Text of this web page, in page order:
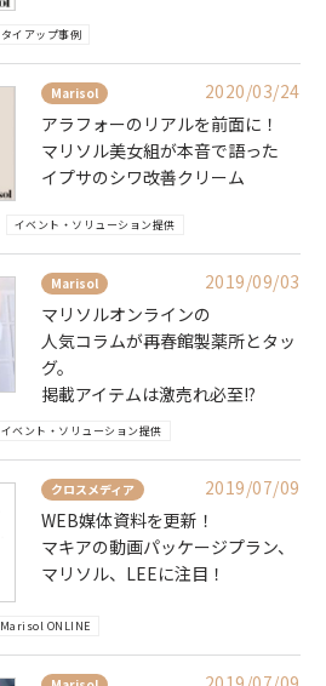
タイアップ事例
Marisol
2020/03/24
アラフォーのリアルを前面に！
マリソル美女組が本音で語った
イプサのシワ改善クリーム
イベント・ソリューション提供
Marisol
2019/09/03
マリソルオンラインの
人気コラムが再春館製薬所とタッ
グ。
掲載アイテムは激売れ必至!?
イベント・ソリューション提供
クロスメディア
2019/07/09
WEB媒体資料を更新！
マキアの動画パッケージプラン、
マリソル、LEEに注目！
Marisol ONLINE